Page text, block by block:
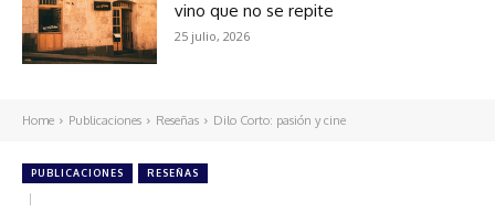
vino que no se repite
25 julio, 2026